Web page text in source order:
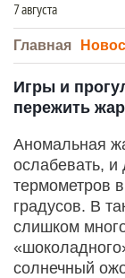
7 августа
Главная
Игры и
пережить
Аномальная
ослабевать, и
термометров
градусов. В
слишком
солнечный